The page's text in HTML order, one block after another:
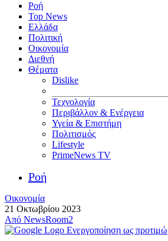
Ροή
Top News
Ελλάδα
Πολιτική
Οικονομία
Διεθνή
Θέματα
Dislike
Τεχνολογία
Περιβάλλον & Ενέργεια
Υγεία & Επιστήμη
Πολιτισμός
Lifestyle
PrimeNews TV
Ροή
Οικονομία
21 Οκτωβρίου 2023
Από NewsRoom2
Ενεργοποίηση ως